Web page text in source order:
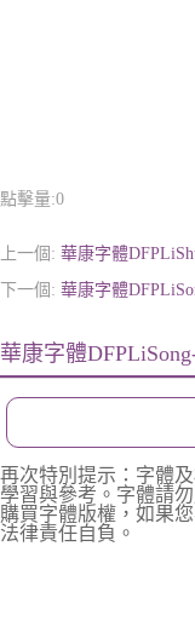
點擊量:0
上一個: 華康字體
下一個: 華康字體
華康字體
再次特別提示：字體
學習與參考。字體請
購買字體版權，如果
法律責任自負。